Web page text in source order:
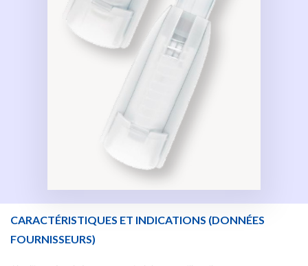
CARACTÉRISTIQUES ET INDICATIONS (DONNÉES
FOURNISSEURS)